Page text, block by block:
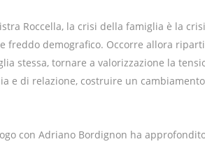
Roccella, la crisi della famiglia è la
freddo demografico. Occorre allora
stessa, tornare a valorizzazione la
e di relazione, costruire un
con Adriano Bordignon ha approfondito